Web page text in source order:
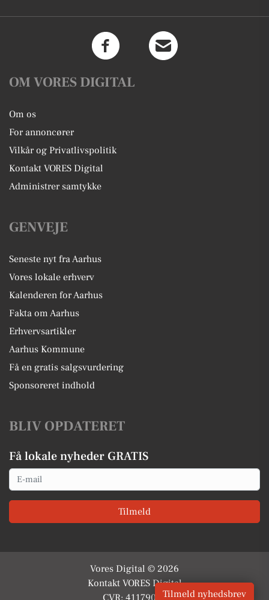
OM VORES DIGITAL
Om os
For annoncører
Vilkår og Privatlivspolitik
Kontakt VORES Digital
Administrer samtykke
GENVEJE
Seneste nyt fra Aarhus
Vores lokale erhverv
Kalenderen for Aarhus
Fakta om Aarhus
Erhvervsartikler
Aarhus Kommune
Få en gratis salgsvurdering
Sponsoreret indhold
BLIV OPDATERET
Få lokale nyheder GRATIS
Email
Tilmeld
Vores Digital © 2026
Kontakt VORES Digital
CVR: 41179082Tilmeld nyhedsbrev